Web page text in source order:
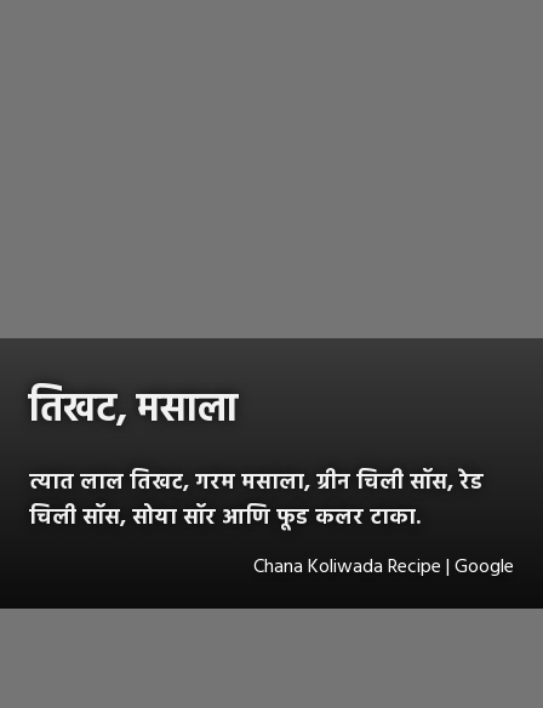
तिखट, मसाला
त्यात लाल तिखट, गरम मसाला, ग्रीन चिली सॉस, रेड
चिली सॉस, सोया सॉर आणि फूड कलर टाका.
Chana Koliwada Recipe | Google